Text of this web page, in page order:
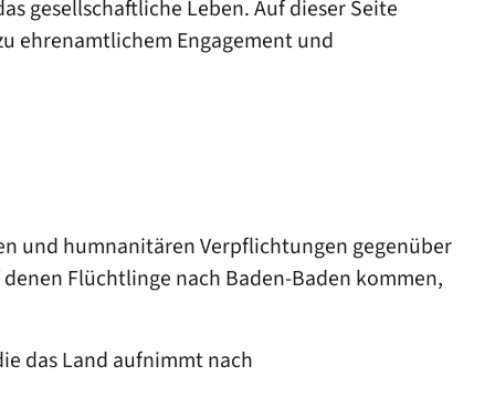
gesellschaftliche Leben. Auf dieser Seite
ehrenamtlichem Engagement und
und humnanitären Verpflichtungen gegenüber
Flüchtlinge nach Baden-Baden kommen,
das Land aufnimmt nach